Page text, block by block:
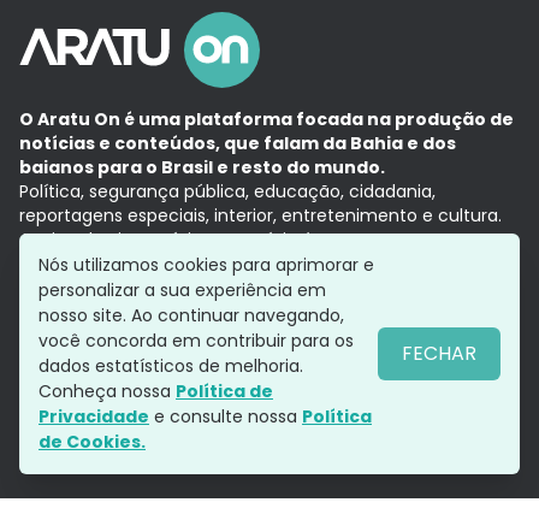
O Aratu On é uma plataforma focada na produção de
notícias e conteúdos, que falam da Bahia e dos
baianos para o Brasil e resto do mundo.
Política, segurança pública, educação, cidadania,
reportagens especiais, interior, entretenimento e cultura.
Aqui, tudo vira notícia e a notícia é no tempo presente,
com a credibilidade do Grupo Aratu.
Grupo Aratu
Política de privacidade
Siga-nos
Nós utilizamos cookies para aprimorar e
personalizar a sua experiência em
nosso site. Ao continuar navegando,
você concorda em contribuir para os
dados estatísticos de melhoria.
Conheça nossa Política de
Privacidade e consulte nossa Política
de Cookies.
FECHAR